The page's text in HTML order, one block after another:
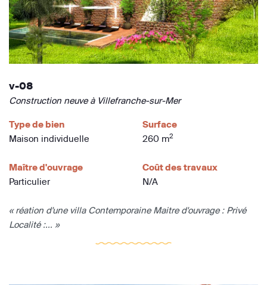
v-08
Construction neuve à Villefranche-sur-Mer
Type de bien
Maison individuelle
Surface
260 m2
Maître d'ouvrage
Particulier
Coût des travaux
N/A
« réation d'une villa Contemporaine Maitre d'ouvrage : Privé
Localité :... »